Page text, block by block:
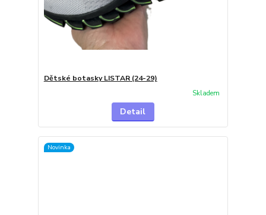
Dětské botasky LISTAR (24-29)
Skladem
Detail
Novinka